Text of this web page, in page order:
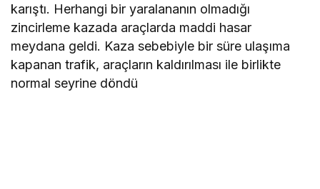
karıştı. Herhangi bir yaralananın olmadığı
zincirleme kazada araçlarda maddi hasar
meydana geldi. Kaza sebebiyle bir süre ulaşıma
kapanan trafik, araçların kaldırılması ile birlikte
normal seyrine döndü